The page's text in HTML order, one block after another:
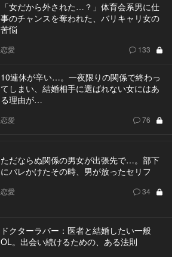
「女だから外された…？」体育会系男に仕
事のチャンスを奪われた、バリキャリ女の
苦悩
恋愛 133
10連休が辛い…。一夜限りの関係で終わっ
てしまい、結婚相手に選ばれない女にはあ
る理由が…
恋愛 76
ただならぬ関係の男女が出張先で…。部下
にバレかけたその時、男が放ったセリフ
恋愛 34
ドクターラバー：医者と結婚したい一般
OL。出会い続けるための、ある法則